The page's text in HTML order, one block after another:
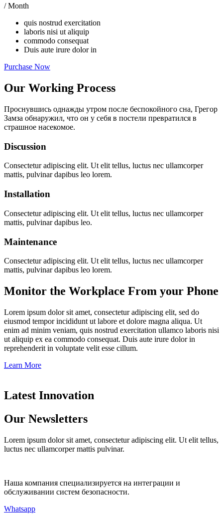
/ Month
quis nostrud exercitation
laboris nisi ut aliquip
commodo consequat
Duis aute irure dolor in
Purchase Now
Our Working Process
Проснувшись однажды утром после беспокойного сна, Грегор
Замза обнаружил, что он у себя в постели превратился в
страшное насекомое.
Discussion
Consectetur adipiscing elit. Ut elit tellus, luctus nec ullamcorper
mattis, pulvinar dapibus leo lorem.
Installation
Consectetur adipiscing elit. Ut elit tellus, luctus nec ullamcorper
mattis, pulvinar dapibus leo.
Maintenance
Consectetur adipiscing elit. Ut elit tellus, luctus nec ullamcorper
mattis, pulvinar dapibus leo lorem.
Monitor the Workplace From your Phone
Lorem ipsum dolor sit amet, consectetur adipiscing elit, sed do
eiusmod tempor incididunt ut labore et dolore magna aliqua. Ut
enim ad minim veniam, quis nostrud exercitation ullamco laboris nisi
ut aliquip ex ea commodo consequat. Duis aute irure dolor in
reprehenderit in voluptate velit esse cillum.
Learn More
Latest Innovation
Our Newsletters
Lorem ipsum dolor sit amet, consectetur adipiscing elit. Ut elit tellus,
luctus nec ullamcorper mattis pulvinar.
Наша компания специализируется на интеграции и
обслуживании систем безопасности.
Whatsapp